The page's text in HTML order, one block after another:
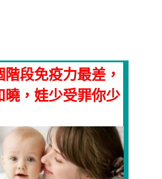
段免疫力最差，
曉，娃少受罪你少